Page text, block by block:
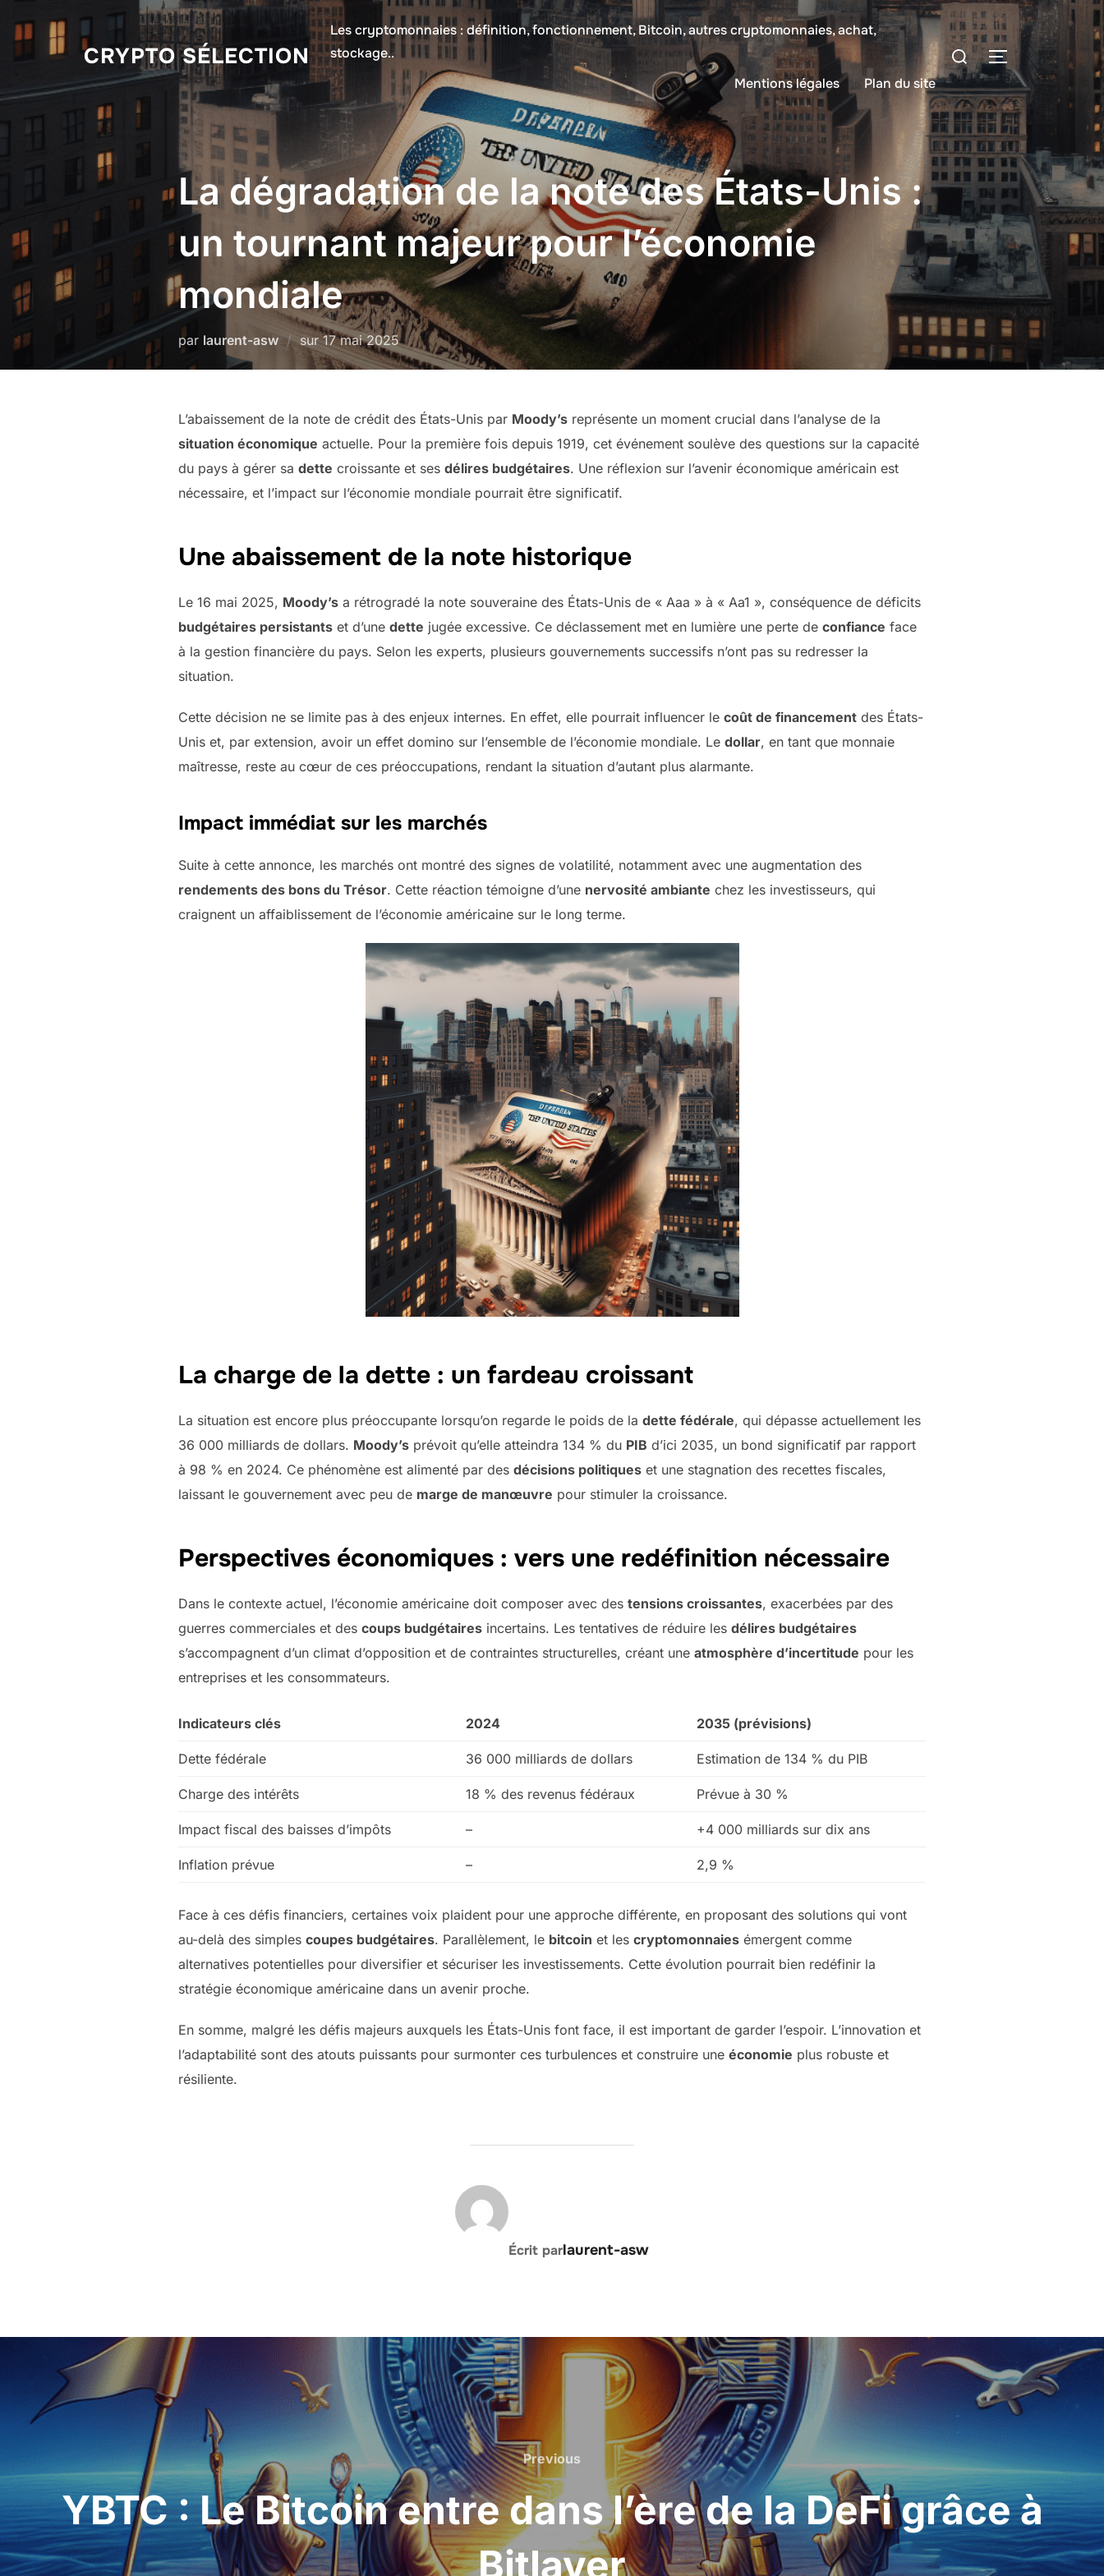
contenu
CRYPTO SÉLECTION
Les cryptomonnaies : définition, fonctionnement, Bitcoin, autres cryptomonnaies, achat,
stockage..
Mentions légales
Plan du site
Rechercher :
PERMUTER
La dégradation de la note des États-Unis :
un tournant majeur pour l’économie
mondiale
par laurent-asw surPublié
le
17 mai 2025
L’abaissement de la note de crédit des États-Unis par Moody’s représente un moment crucial dans l’analyse de la
situation économique actuelle. Pour la première fois depuis 1919, cet événement soulève des questions sur la capacité
du pays à gérer sa dette croissante et ses délires budgétaires. Une réflexion sur l’avenir économique américain est
nécessaire, et l’impact sur l’économie mondiale pourrait être significatif.
Une abaissement de la note historique
Le 16 mai 2025, Moody’s a rétrogradé la note souveraine des États-Unis de « Aaa » à « Aa1 », conséquence de déficits
budgétaires persistants et d’une dette jugée excessive. Ce déclassement met en lumière une perte de confiance face
à la gestion financière du pays. Selon les experts, plusieurs gouvernements successifs n’ont pas su redresser la
situation.
Cette décision ne se limite pas à des enjeux internes. En effet, elle pourrait influencer le coût de financement des États-
Unis et, par extension, avoir un effet domino sur l’ensemble de l’économie mondiale. Le dollar, en tant que monnaie
maîtresse, reste au cœur de ces préoccupations, rendant la situation d’autant plus alarmante.
Impact immédiat sur les marchés
Suite à cette annonce, les marchés ont montré des signes de volatilité, notamment avec une augmentation des
rendements des bons du Trésor. Cette réaction témoigne d’une nervosité ambiante chez les investisseurs, qui
craignent un affaiblissement de l’économie américaine sur le long terme.
La charge de la dette : un fardeau croissant
La situation est encore plus préoccupante lorsqu’on regarde le poids de la dette fédérale, qui dépasse actuellement les
36 000 milliards de dollars. Moody’s prévoit qu’elle atteindra 134 % du PIB d’ici 2035, un bond significatif par rapport
à 98 % en 2024. Ce phénomène est alimenté par des décisions politiques et une stagnation des recettes fiscales,
laissant le gouvernement avec peu de marge de manœuvre pour stimuler la croissance.
Perspectives économiques : vers une redéfinition nécessaire
Dans le contexte actuel, l’économie américaine doit composer avec des tensions croissantes, exacerbées par des
guerres commerciales et des coups budgétaires incertains. Les tentatives de réduire les délires budgétaires
s’accompagnent d’un climat d’opposition et de contraintes structurelles, créant une atmosphère d’incertitude pour les
entreprises et les consommateurs.
Indicateurs clés 2024 2035 (prévisions)
Dette fédérale 36 000 milliards de dollars Estimation de 134 % du PIB
Charge des intérêts 18 % des revenus fédéraux Prévue à 30 %
Impact fiscal des baisses d’impôts – +4 000 milliards sur dix ans
Inflation prévue – 2,9 %
Face à ces défis financiers, certaines voix plaident pour une approche différente, en proposant des solutions qui vont
au-delà des simples coupes budgétaires. Parallèlement, le bitcoin et les cryptomonnaies émergent comme
alternatives potentielles pour diversifier et sécuriser les investissements. Cette évolution pourrait bien redéfinir la
stratégie économique américaine dans un avenir proche.
En somme, malgré les défis majeurs auxquels les États-Unis font face, il est important de garder l’espoir. L’innovation et
l’adaptabilité sont des atouts puissants pour surmonter ces turbulences et construire une économie plus robuste et
résiliente.
AUTEUR DE LA PUBLICATION
Écrit parlaurent-asw
Navigation
de
l’article
Previous
Previous
YBTC : Le Bitcoin entre dans l’ère de la DeFi grâce à
Bitlayer